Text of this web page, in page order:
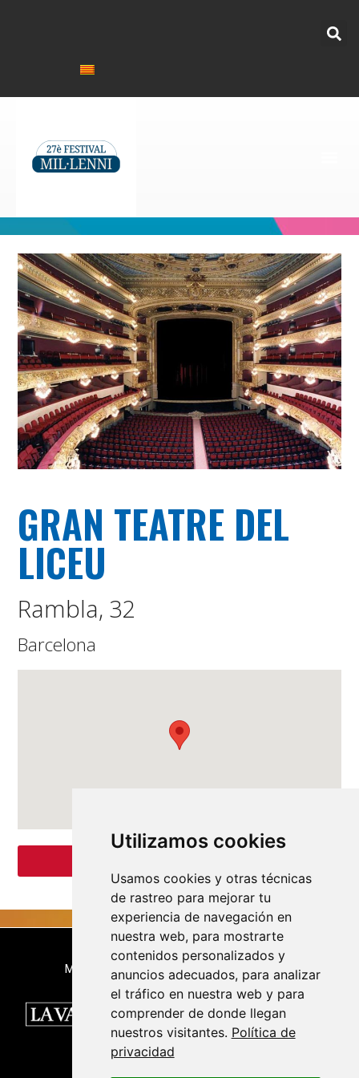
Utilizamos cookies
Usamos cookies y otras técnicas
de rastreo para mejorar tu
experiencia de navegación en
nuestra web, para mostrarte
contenidos personalizados y
anuncios adecuados, para analizar
el tráfico en nuestra web y para
comprender de donde llegan
nuestros visitantes. Política de
privacidad
GRAN TEATRE DEL
LICEU
Rambla, 32
Barcelona
Medio Oficial